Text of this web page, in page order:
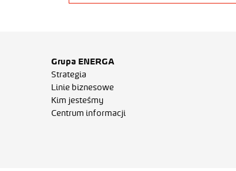
Grupa ENERGA
Strategia
Linie biznesowe
Kim jesteśmy
Centrum informacji